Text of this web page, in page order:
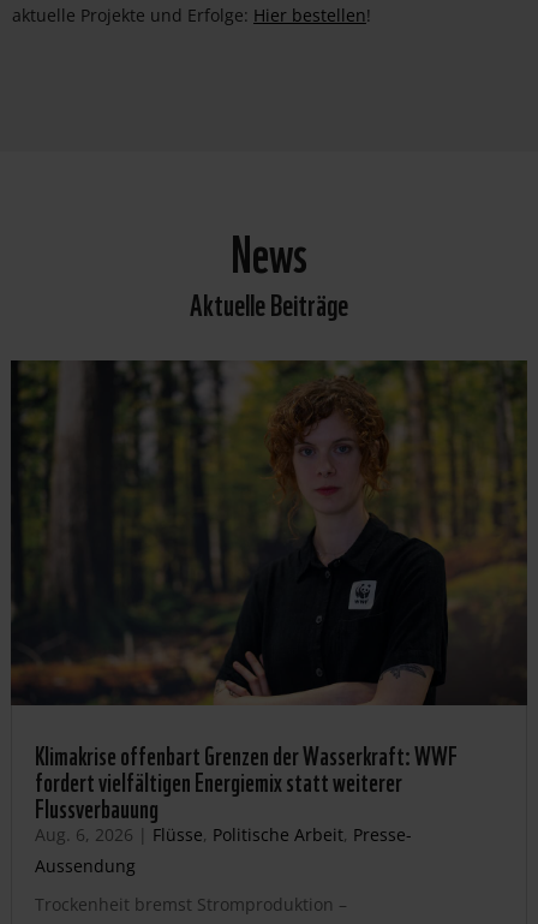
aktuelle Projekte und Erfolge: Hier bestellen!
News
Aktuelle Beiträge
Klimakrise offenbart Grenzen der Wasserkraft: WWF
fordert vielfältigen Energiemix statt weiterer
Flussverbauung
Aug. 6, 2026 | Flüsse, Politische Arbeit, Presse-
Aussendung
Trockenheit bremst Stromproduktion –